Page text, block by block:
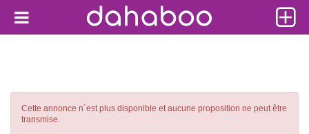
Cette annonce n´est plus disponible et aucune proposition ne peut être
transmise.